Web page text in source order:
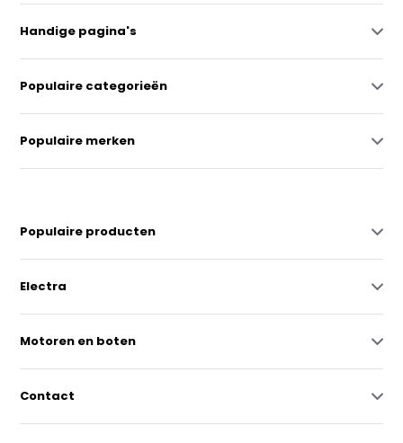
Handige pagina's
Populaire categorieën
Populaire merken
Populaire producten
Electra
Motoren en boten
Contact